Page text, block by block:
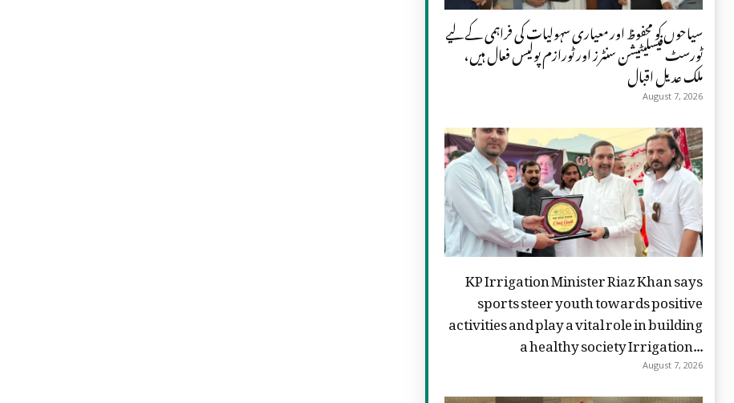
سیاحوں کو محفوظ اور معیاری سہولیات کی فراہمی کے لیے
ٹورسٹ فیسلیٹیشن سنٹرز اور ٹورازم پولیس فعال ہیں،
ملک عدیل اقبال
August 7, 2026
KP Irrigation Minister Riaz Khan says
sports steer youth towards positive
activities and play a vital role in building
a healthy society Irrigation...
August 7, 2026